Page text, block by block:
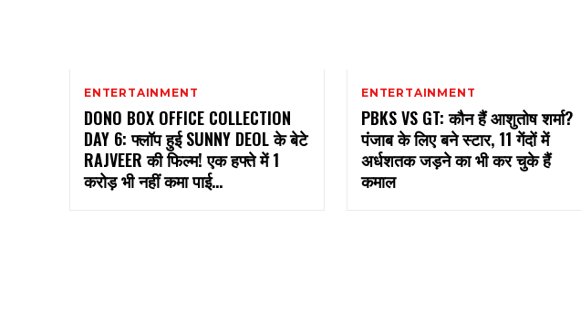
ENTERTAINMENT
DONO BOX OFFICE COLLECTION
DAY 6: फ्लॉप हुई SUNNY DEOL के बेटे
RAJVEER की फिल्म! एक हफ्ते में 1
करोड़ भी नहीं कमा पाई...
ENTERTAINMENT
PBKS VS GT: कौन हैं आशुतोष शर्मा?
पंजाब के लिए बने स्टार, 11 गेंदों में
अर्धशतक जड़ने का भी कर चुके हैं
कमाल